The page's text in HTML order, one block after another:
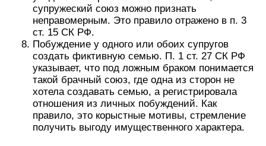
супружеский союз можно признать
неправомерным. Это правило отражено в п. 3
ст. 15 СК РФ.
Побуждение у одного или обоих супругов
создать фиктивную семью. П. 1 ст. 27 СК РФ
указывает, что под ложным браком понимается
такой брачный союз, где одна из сторон не
хотела создавать семью, а регистрировала
отношения из личных побуждений. Как
правило, это корыстные мотивы, стремление
получить выгоду имущественного характера.